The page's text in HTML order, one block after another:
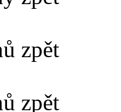
zpět
zpět